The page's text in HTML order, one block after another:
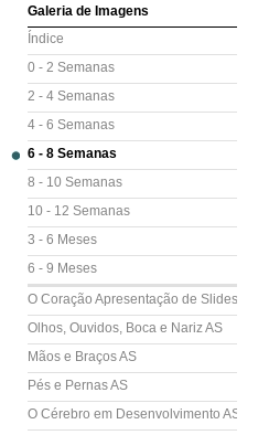
Galeria de Imagens
Índice
0 - 2 Semanas
2 - 4 Semanas
4 - 6 Semanas
6 - 8 Semanas
8 - 10 Semanas
10 - 12 Semanas
3 - 6 Meses
6 - 9 Meses
O Coração Apresentação de Slides (AS)
Olhos, Ouvidos, Boca e Nariz AS
Mãos e Braços AS
Pés e Pernas AS
O Cérebro em Desenvolvimento AS